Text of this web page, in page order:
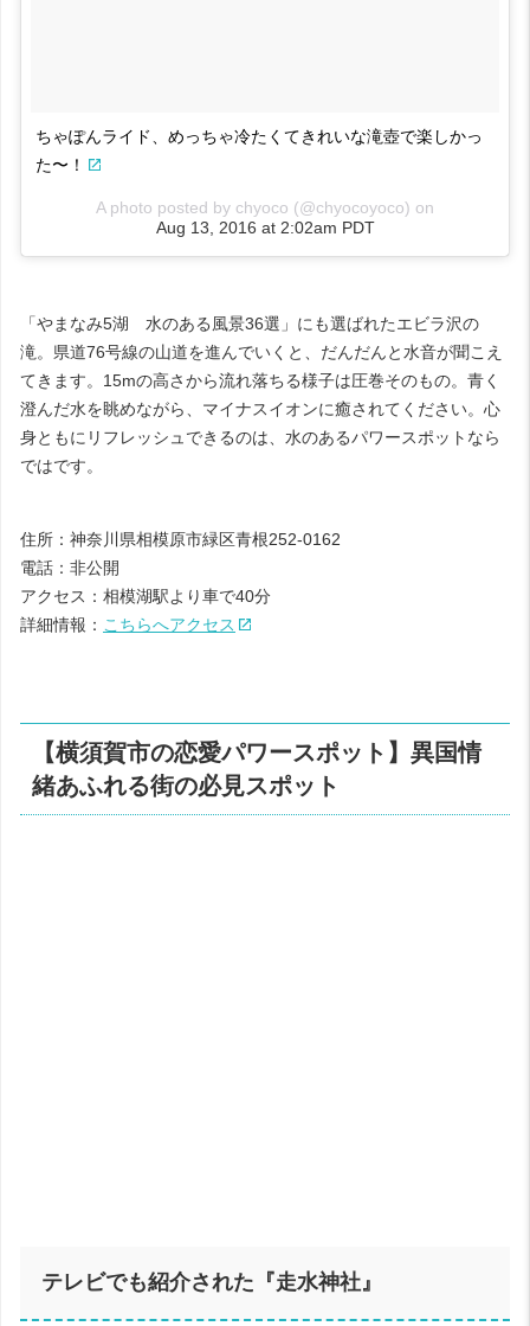
ちゃぽんライド、めっちゃ冷たくてきれいな滝壺で楽しかっ
た〜！
A photo posted by chyoco (@chyocoyoco) on
Aug 13, 2016 at 2:02am PDT
「やまなみ5湖 水のある風景36選」にも選ばれたエビラ沢の
滝。県道76号線の山道を進んでいくと、だんだんと水音が聞こえ
てきます。15mの高さから流れ落ちる様子は圧巻そのもの。青く
澄んだ水を眺めながら、マイナスイオンに癒されてください。心
身ともにリフレッシュできるのは、水のあるパワースポットなら
ではです。
住所：神奈川県相模原市緑区青根252-0162
電話：非公開
アクセス：相模湖駅より車で40分
詳細情報： こちらへアクセス
【横須賀市の恋愛パワースポット】異国情
緒あふれる街の必見スポット
テレビでも紹介された『走水神社』